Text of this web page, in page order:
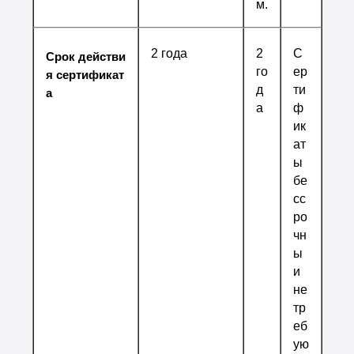
м.
Срок действи
я сертификат
а
2 года
2
го
д
а
С
ер
ти
ф
ик
ат
ы
бе
сс
ро
чн
ы
и
не
тр
еб
ую